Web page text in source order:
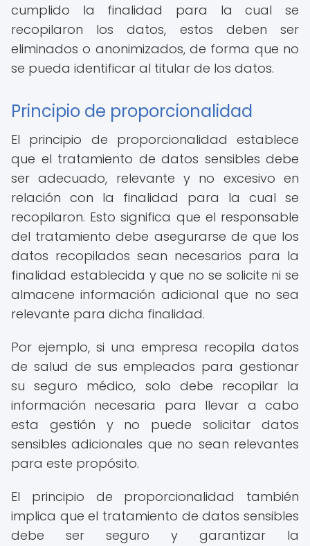
cumplido la finalidad para la cual se
recopilaron los datos, estos deben ser
eliminados o anonimizados, de forma que no
se pueda identificar al titular de los datos.
Principio de proporcionalidad
El principio de proporcionalidad establece
que el tratamiento de datos sensibles debe
ser adecuado, relevante y no excesivo en
relación con la finalidad para la cual se
recopilaron. Esto significa que el responsable
del tratamiento debe asegurarse de que los
datos recopilados sean necesarios para la
finalidad establecida y que no se solicite ni se
almacene información adicional que no sea
relevante para dicha finalidad.
Por ejemplo, si una empresa recopila datos
de salud de sus empleados para gestionar
su seguro médico, solo debe recopilar la
información necesaria para llevar a cabo
esta gestión y no puede solicitar datos
sensibles adicionales que no sean relevantes
para este propósito.
El principio de proporcionalidad también
implica que el tratamiento de datos sensibles
debe ser seguro y garantizar la